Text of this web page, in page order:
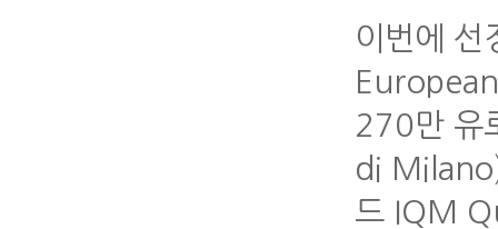
이번에
270만 유
di
드 IQM